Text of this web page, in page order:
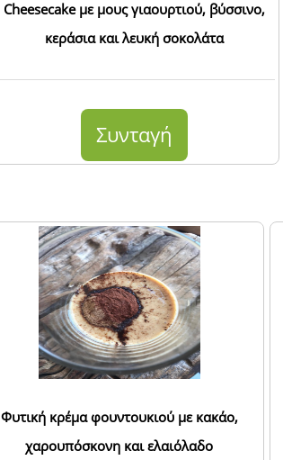
Cheesecake με μους γιαουρτιού, βύσσινο,
κεράσια και λευκή σοκολάτα
Συνταγή
Φυτική κρέμα φουντουκιού με κακάο,
χαρουπόσκονη και ελαιόλαδο